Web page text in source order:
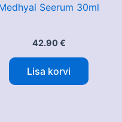
Seerum 30ml
42.90 €
Lisa korvi